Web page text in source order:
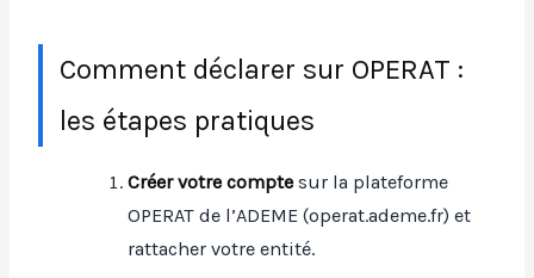
Comment déclarer sur OPERAT :
les étapes pratiques
Créer votre compte sur la plateforme
OPERAT de l’ADEME (operat.ademe.fr) et
rattacher votre entité.